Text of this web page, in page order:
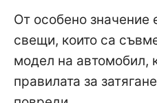
От особено значение
свещи, които са
модел на автомобил,
правилата за